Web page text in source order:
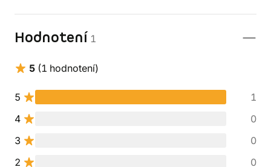
Hodnotení 1
5 (1 hodnotení)
5
1
4
0
3
0
2
0